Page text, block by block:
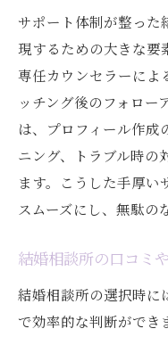
サポート体制が整った
現するための大きな要
専任カウンセラーによ
ッチング後のフォロー
は、プロフィール作成
ニング、トラブル時の
ます。こうした手厚い
スムーズにし、無駄の
結婚相談所の口コミ
結婚相談所の選択時に
で効率的な判断ができ